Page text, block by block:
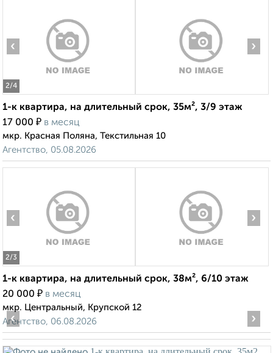
2/4
‹ ›
1-к квартира, на длительный срок, 35м², 3/9 этаж
17 000 ₽ в месяц
мкр. Красная Поляна, Текстильная 10
Агентство, 05.08.2026
2/3
‹ ›
1-к квартира, на длительный срок, 38м², 6/10 этаж
20 000 ₽ в месяц
мкр. Центральный, Крупской 12
Агентство, 06.08.2026
‹ ›